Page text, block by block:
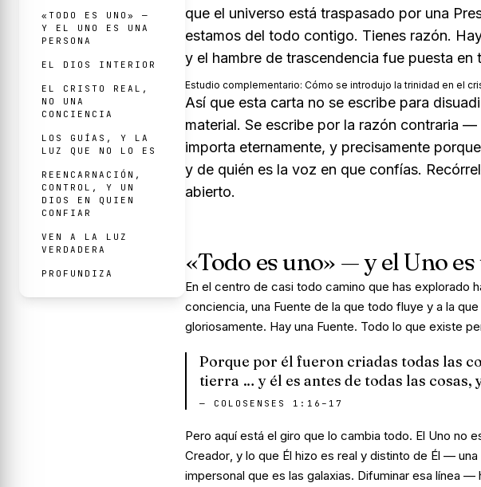
«TODO ES UNO» —
Y EL UNO ES UNA
PERSONA
EL DIOS INTERIOR
EL CRISTO REAL,
NO UNA
CONCIENCIA
LOS GUÍAS, Y LA
LUZ QUE NO LO ES
REENCARNACIÓN,
CONTROL, Y UN
DIOS EN QUIEN
CONFIAR
VEN A LA LUZ
VERDADERA
PROFUNDIZA
que el universo está traspasado por una
estamos del todo contigo. Tienes razón.
y el hambre de trascendencia fue puesta en
Estudio complementario: Cómo se introdujo la trinidad en el
Así que esta carta no se escribe para
material. Se escribe por la razón contraria
importa eternamente, y precisamente porque
y de quién es la voz en que confías.
abierto.
«Todo es uno» — y el Uno
En el centro de casi todo camino que has explorado
conciencia, una Fuente de la que todo fluye y a la
gloriosamente. Hay una Fuente. Todo lo que existe
Porque por él fueron criadas todas las
tierra … y él es antes de todas las cosas,
— COLOSENSES 1:16–17
Pero aquí está el giro que lo cambia todo. El Uno no
Creador, y lo que Él hizo es real y distinto de Él —
impersonal que es las galaxias. Difuminar esa línea